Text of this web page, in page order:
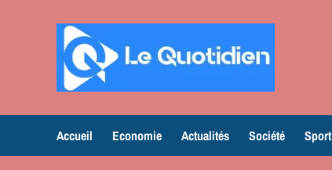
Accueil Economie Actualités Société Sport